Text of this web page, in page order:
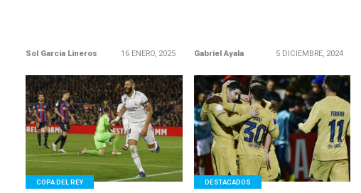
Sol Garcia Lineros 16 ENERO, 2025 Gabriel Ayala 5 DICIEMBRE, 2024
LEER MÁS
COPA DEL REY
LEER MÁS
DESTACADOS